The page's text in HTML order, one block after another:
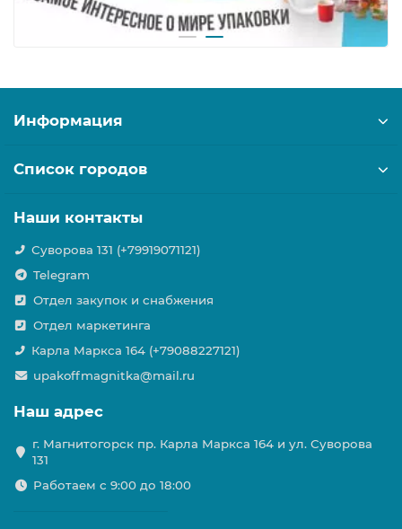
Информация
Список городов
Наши контакты
Суворова 131 (+79919071121)
Telegram
Отдел закупок и снабжения
Отдел маркетинга
Карла Маркса 164 (+79088227121)
upakoffmagnitka@mail.ru
Наш адрес
г. Магнитогорск пр. Карла Маркса 164 и ул. Суворова
131
Работаем с 9:00 до 18:00